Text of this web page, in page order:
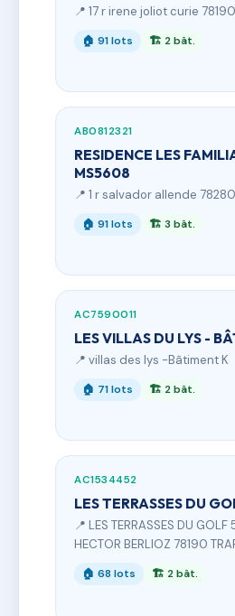
📍 17 r irene joliot curie 78190
🏠 91 lots 🏗 2 bât.
AB0812321
RESIDENCE LES
MS5608
📍 1 r salvador allende
🏠 91 lots 🏗 3 bât.
AC7590011
LES VILLAS DU LYS -
📍 villas des lys -Bâtiment K
🏠 71 lots 🏗 2 bât.
AC1534452
LES TERRASSES DU
📍 LES TERRASSES DU GOLF
HECTOR BERLIOZ 78190
🏠 68 lots 🏗 2 bât.